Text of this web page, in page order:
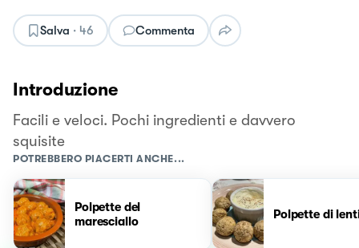
Salva · 46 Commenta
Introduzione
Facili e veloci. Pochi ingredienti e davvero
squisite
POTREBBERO PIACERTI ANCHE...
Polpette del
maresciallo
Polpette di